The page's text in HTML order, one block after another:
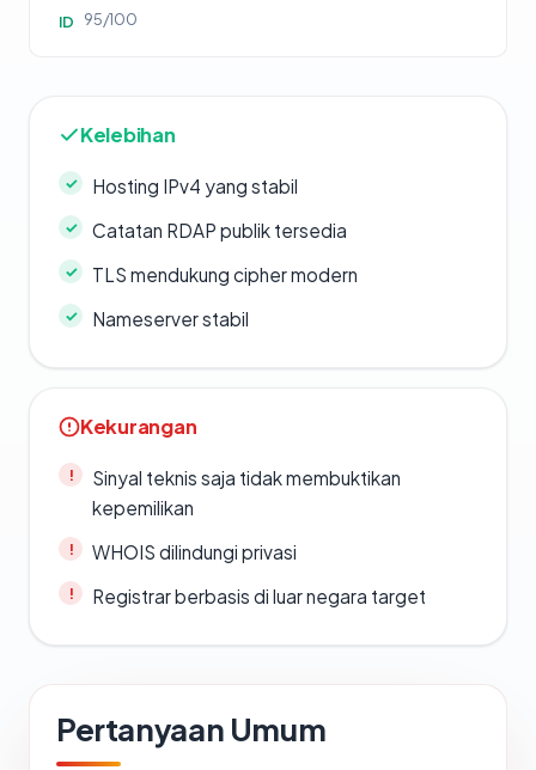
ID 95/100
Kelebihan
Hosting IPv4 yang stabil
Catatan RDAP publik tersedia
TLS mendukung cipher modern
Nameserver stabil
Kekurangan
Sinyal teknis saja tidak membuktikan
kepemilikan
WHOIS dilindungi privasi
Registrar berbasis di luar negara target
Pertanyaan Umum